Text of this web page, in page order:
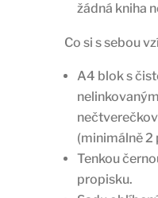
žádná kniha
Co si s sebou
A4 blok s
(minimálně 2
Tenkou
propisku.